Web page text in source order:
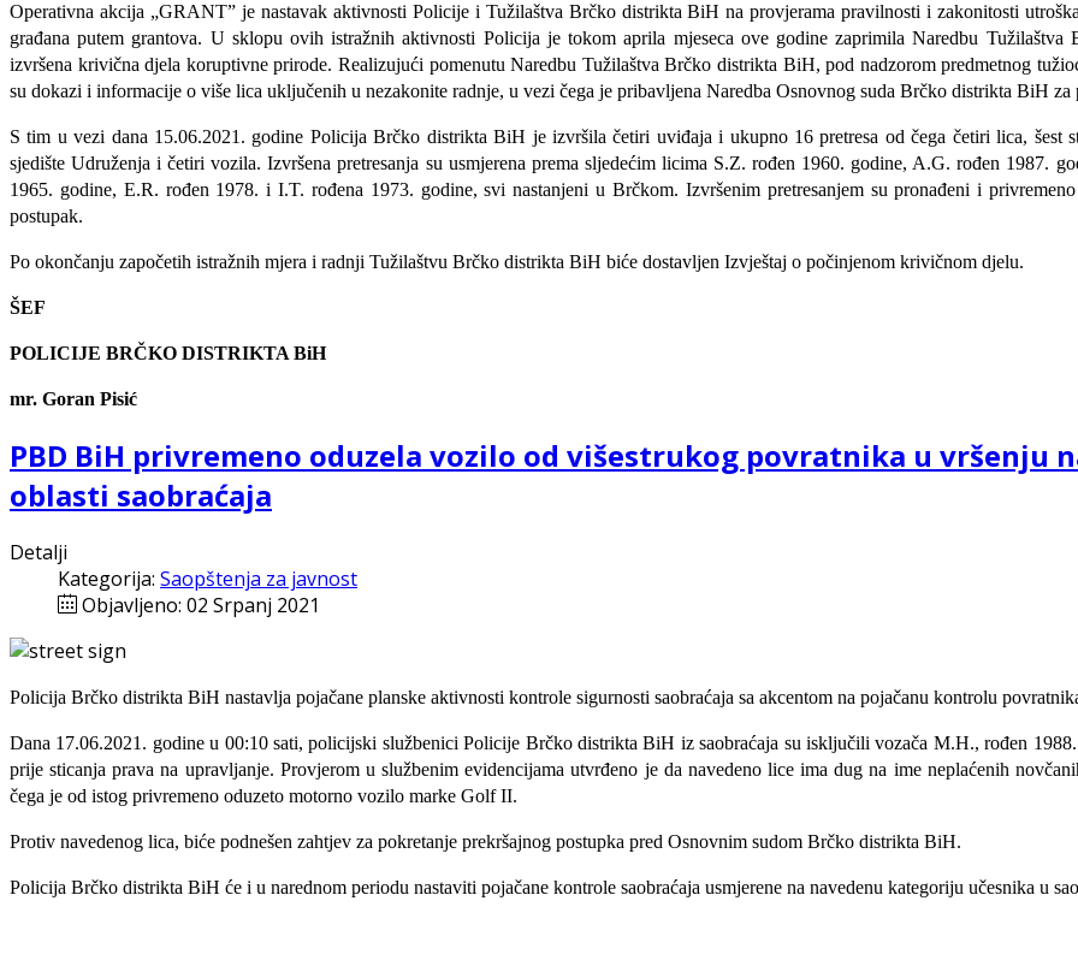
Operativna akcija „GRANT” je nastavak aktivnosti Policije i Tužilaštva Brčko distrikta BiH na provjerama pravilnosti i zakonitosti
građana putem grantova. U sklopu ovih istražnih aktivnosti Policija je tokom aprila mjeseca ove godine zaprimila Naredbu
izvršena krivična djela koruptivne prirode. Realizujući pomenutu Naredbu Tužilaštva Brčko distrikta BiH, pod nadzorom predmetnog
su dokazi i informacije o više lica uključenih u nezakonite radnje, u vezi čega je pribavljena Naredba Osnovnog suda Brčko distrikta BiH za
S tim u vezi dana 15.06.2021. godine Policija Brčko distrikta BiH je izvršila četiri uviđaja i ukupno 16 pretresa od čega četiri lica, šest
sjedište Udruženja i četiri vozila. Izvršena pretresanja su usmjerena prema sljedećim licima S.Z. rođen 1960. godine, A.G. rođen 1987.
1965. godine, E.R. rođen 1978. i I.T. rođena 1973. godine, svi nastanjeni u Brčkom. Izvršenim pretresanjem su pronađeni i
postupak.
Po okončanju započetih istražnih mjera i radnji Tužilaštvu Brčko distrikta BiH biće dostavljen Izvještaj o počinjenom krivičnom djelu.
ŠEF
POLICIJE BRČKO DISTRIKTA BiH
mr. Goran Pisić
PBD BiH privremeno oduzela vozilo od višestrukog povratnika u vršenju
oblasti saobraćaja
Detalji
Kategorija: Saopštenja za javnost
Objavljeno: 02 Srpanj 2021
Policija Brčko distrikta BiH nastavlja pojačane planske aktivnosti kontrole sigurnosti saobraćaja sa akcentom na pojačanu kontrolu
Dana 17.06.2021. godine u 00:10 sati, policijski službenici Policije Brčko distrikta BiH iz saobraćaja su isključili vozača M.H., rođen
prije sticanja prava na upravljanje. Provjerom u službenim evidencijama utvrđeno je da navedeno lice ima dug na ime neplaćenih
čega je od istog privremeno oduzeto motorno vozilo marke Golf II.
Protiv navedenog lica, biće podnešen zahtjev za pokretanje prekršajnog postupka pred Osnovnim sudom Brčko distrikta BiH.
Policija Brčko distrikta BiH će i u narednom periodu nastaviti pojačane kontrole saobraćaja usmjerene na navedenu kategoriju učesnika u